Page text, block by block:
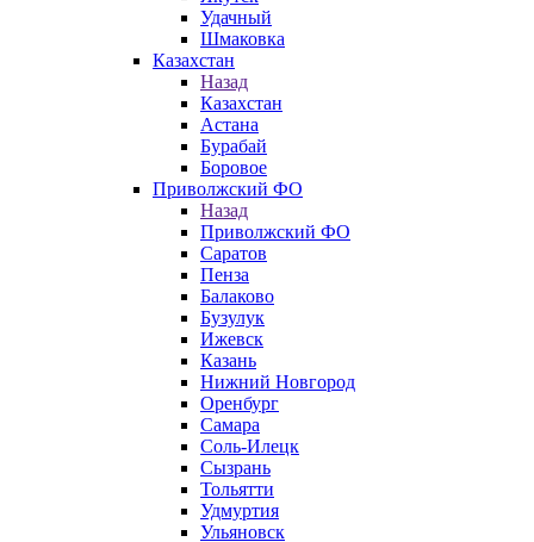
Удачный
Шмаковка
Казахстан
Назад
Казахстан
Астана
Бурабай
Боровое
Приволжский ФО
Назад
Приволжский ФО
Саратов
Пенза
Балаково
Бузулук
Ижевск
Казань
Нижний Новгород
Оренбург
Самара
Соль-Илецк
Сызрань
Тольятти
Удмуртия
Ульяновск